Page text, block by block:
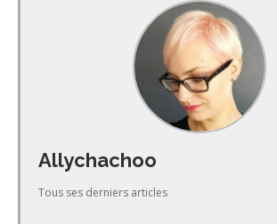
Allychachoo
Tous ses derniers articles